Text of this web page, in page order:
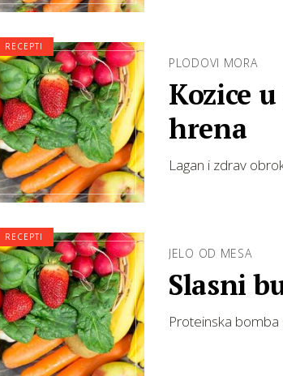
PLODOVI MORA
Kozice
hrena
Lagan i zdrav
RECEPTI
JELO OD MESA
Slasni
Proteinska bomba
RECEPTI